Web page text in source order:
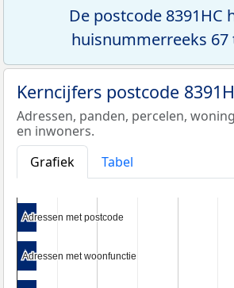
De postcode 8391HC
huisnummerreeks 67
Kerncijfers postcode
Adressen, panden, percelen,
en inwoners.
Grafiek
Tabel
Adressen met postcode
Adressen met postcode
Adressen met woonfunctie
Adressen met woonfunctie